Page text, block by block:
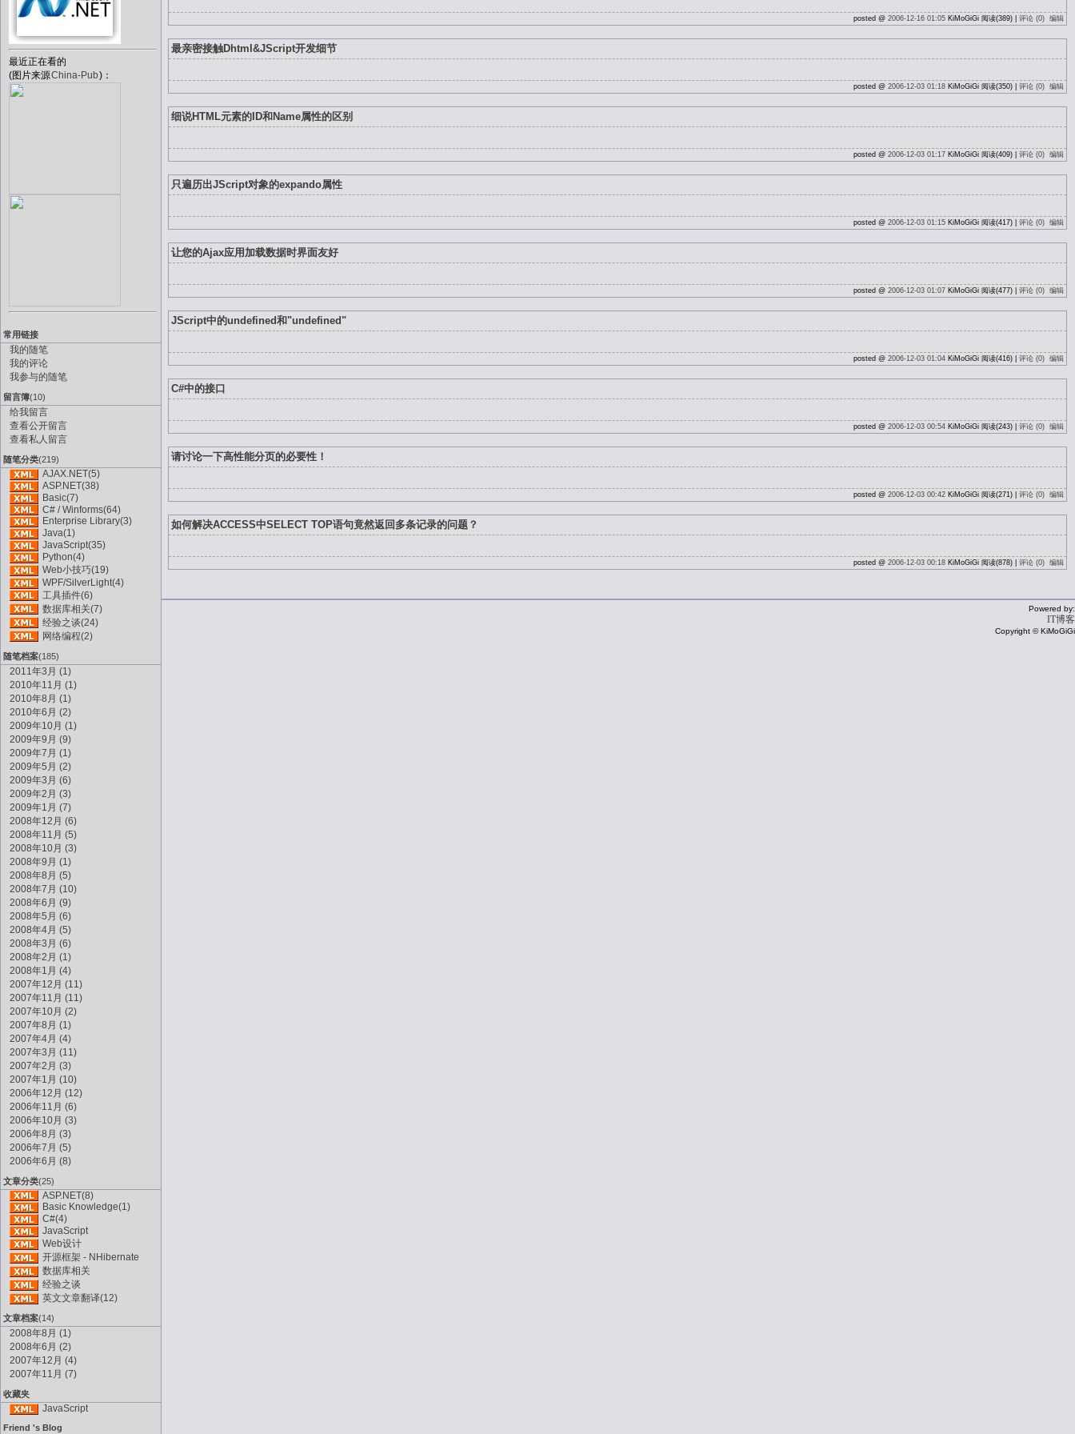
最近正在看的
(图片来源China-Pub)：
常用链接
我的随笔
我的评论
我参与的随笔
留言簿(10)
给我留言
查看公开留言
查看私人留言
随笔分类(219)
AJAX.NET(5)
ASP.NET(38)
Basic(7)
C# / Winforms(64)
Enterprise Library(3)
Java(1)
JavaScript(35)
Python(4)
Web小技巧(19)
WPF/SilverLight(4)
工具插件(6)
数据库相关(7)
经验之谈(24)
网络编程(2)
随笔档案(185)
2011年3月 (1)
2010年11月 (1)
2010年8月 (1)
2010年6月 (2)
2009年10月 (1)
2009年9月 (9)
2009年7月 (1)
2009年5月 (2)
2009年3月 (6)
2009年2月 (3)
2009年1月 (7)
2008年12月 (6)
2008年11月 (5)
2008年10月 (3)
2008年9月 (1)
2008年8月 (5)
2008年7月 (10)
2008年6月 (9)
2008年5月 (6)
2008年4月 (5)
2008年3月 (6)
2008年2月 (1)
2008年1月 (4)
2007年12月 (11)
2007年11月 (11)
2007年10月 (2)
2007年8月 (1)
2007年4月 (4)
2007年3月 (11)
2007年2月 (3)
2007年1月 (10)
2006年12月 (12)
2006年11月 (6)
2006年10月 (3)
2006年8月 (3)
2006年7月 (5)
2006年6月 (8)
文章分类(25)
ASP.NET(8)
Basic Knowledge(1)
C#(4)
JavaScript
Web设计
开源框架 - NHibernate
数据库相关
经验之谈
英文文章翻译(12)
文章档案(14)
2008年8月 (1)
2008年6月 (2)
2007年12月 (4)
2007年11月 (7)
收藏夹
JavaScript
Friend 's Blog
posted @ 2006-12-16 01:05 KiMoGiGi 阅读(389) | 评论 (0) 编辑
最亲密接触Dhtml&JScript开发细节
posted @ 2006-12-03 01:18 KiMoGiGi 阅读(350) | 评论 (0) 编辑
细说HTML元素的ID和Name属性的区别
posted @ 2006-12-03 01:17 KiMoGiGi 阅读(409) | 评论 (0) 编辑
只遍历出JScript对象的expando属性
posted @ 2006-12-03 01:15 KiMoGiGi 阅读(417) | 评论 (0) 编辑
让您的Ajax应用加载数据时界面友好
posted @ 2006-12-03 01:07 KiMoGiGi 阅读(477) | 评论 (0) 编辑
JScript中的undefined和"undefined"
posted @ 2006-12-03 01:04 KiMoGiGi 阅读(416) | 评论 (0) 编辑
C#中的接口
posted @ 2006-12-03 00:54 KiMoGiGi 阅读(243) | 评论 (0) 编辑
请讨论一下高性能分页的必要性！
posted @ 2006-12-03 00:42 KiMoGiGi 阅读(271) | 评论 (0) 编辑
如何解决ACCESS中SELECT TOP语句竟然返回多条记录的问题？
posted @ 2006-12-03 00:18 KiMoGiGi 阅读(878) | 评论 (0) 编辑
Powered by:
IT博客
Copyright © KiMoGiGi